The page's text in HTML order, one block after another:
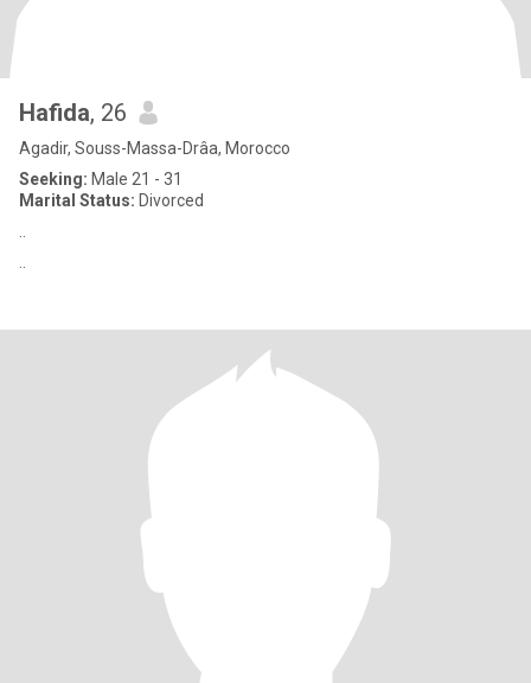
Hafida, 26
Agadir, Souss-Massa-Drâa, Morocco
Seeking: Male 21 - 31
Marital Status: Divorced